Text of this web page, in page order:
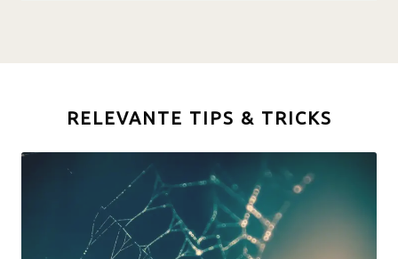
RELEVANTE TIPS & TRICKS